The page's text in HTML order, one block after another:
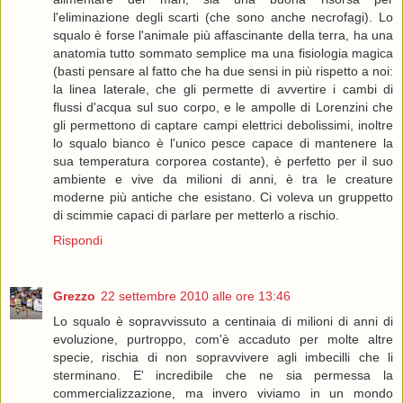
l'eliminazione degli scarti (che sono anche necrofagi). Lo
squalo è forse l'animale più affascinante della terra, ha una
anatomia tutto sommato semplice ma una fisiologia magica
(basti pensare al fatto che ha due sensi in più rispetto a noi:
la linea laterale, che gli permette di avvertire i cambi di
flussi d'acqua sul suo corpo, e le ampolle di Lorenzini che
gli permettono di captare campi elettrici debolissimi, inoltre
lo squalo bianco è l'unico pesce capace di mantenere la
sua temperatura corporea costante), è perfetto per il suo
ambiente e vive da milioni di anni, è tra le creature
moderne più antiche che esistano. Ci voleva un gruppetto
di scimmie capaci di parlare per metterlo a rischio.
Rispondi
Grezzo 22 settembre 2010 alle ore 13:46
Lo squalo è sopravvissuto a centinaia di milioni di anni di
evoluzione, purtroppo, com'è accaduto per molte altre
specie, rischia di non sopravvivere agli imbecilli che li
sterminano. E' incredibile che ne sia permessa la
commercializzazione, ma invero viviamo in un mondo